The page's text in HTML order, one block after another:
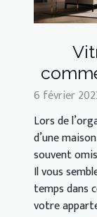
6 février
Lors de
d’une
souvent
Il vous
temps dans
votre